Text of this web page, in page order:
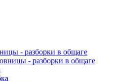
- разборки в общаге